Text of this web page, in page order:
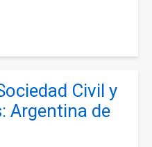
Civil y
Argentina de